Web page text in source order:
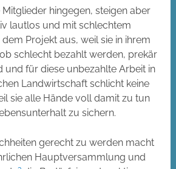
hingegen, steigen aber
lautlos und mit schlechtem
Projekt aus, weil sie in ihrem
schlecht bezahlt werden, prekär
und für diese unbezahlte Arbeit in
Landwirtschaft schlicht keine
sie alle Hände voll damit zu tun
zu sichern.
gerecht zu werden macht
Hauptversammlung und